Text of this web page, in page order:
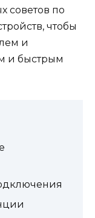
советов по
чтобы
и
и быстрым